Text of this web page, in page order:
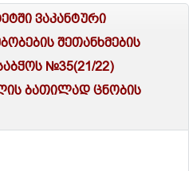
ვაკანტური
შეთანხმების
№35(21/22)
ბათილად ცნობის